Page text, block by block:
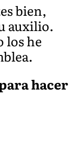
bien,
auxilio.
los he
hacer